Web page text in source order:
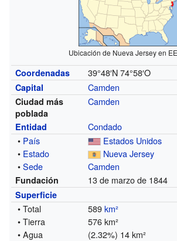
Ubicación de Nueva Jersey en
Coordenadas 39°48′N 74°58′O
Capital Camden
Ciudad más
poblada
Camden
Entidad
Condado
• País
Estados Unidos
• Estado
Nueva Jersey
•Sede Camden
Fundación 13 de marzo de 1844
Superficie
• Total 589km²
• Tierra
576 km²
• Agua
(2.32%) 14 km²